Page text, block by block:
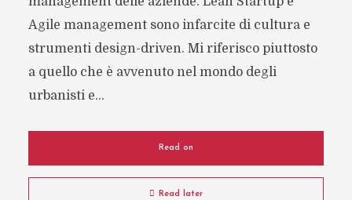
Agile management sono infarcite di cultura e
strumenti design-driven. Mi riferisco piuttosto
a quello che è avvenuto nel mondo degli
urbanisti e...
Read on
Read later